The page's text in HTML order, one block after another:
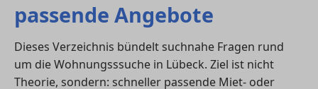
passende Angebote
Dieses Verzeichnis bündelt suchnahe Fragen rund
um die Wohnungsssuche in Lübeck. Ziel ist nicht
Theorie, sondern: schneller passende Miet- oder